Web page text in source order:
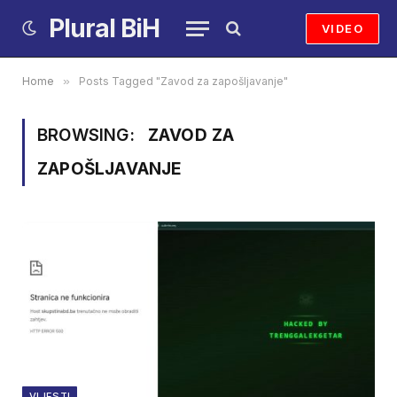
Plural BiH VIDEO
Home » Posts Tagged "Zavod za zapošljavanje"
BROWSING:
ZAVOD ZA
ZAPOŠLJAVANJE